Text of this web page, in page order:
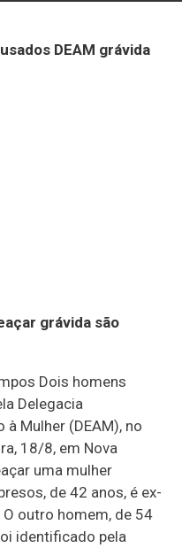
DEAM grávida
grávida são
Dois homens
Delegacia
Mulher (DEAM), no
18/8, em Nova
uma mulher
de 42 anos, é ex-
outro homem, de 54
identificado pela